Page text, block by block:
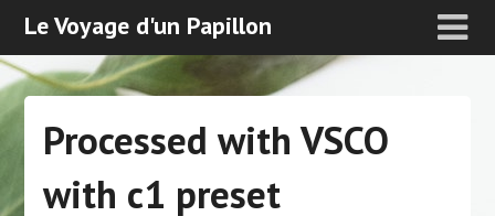
Le Voyage d'un Papillon
Processed with VSCO
with c1 preset